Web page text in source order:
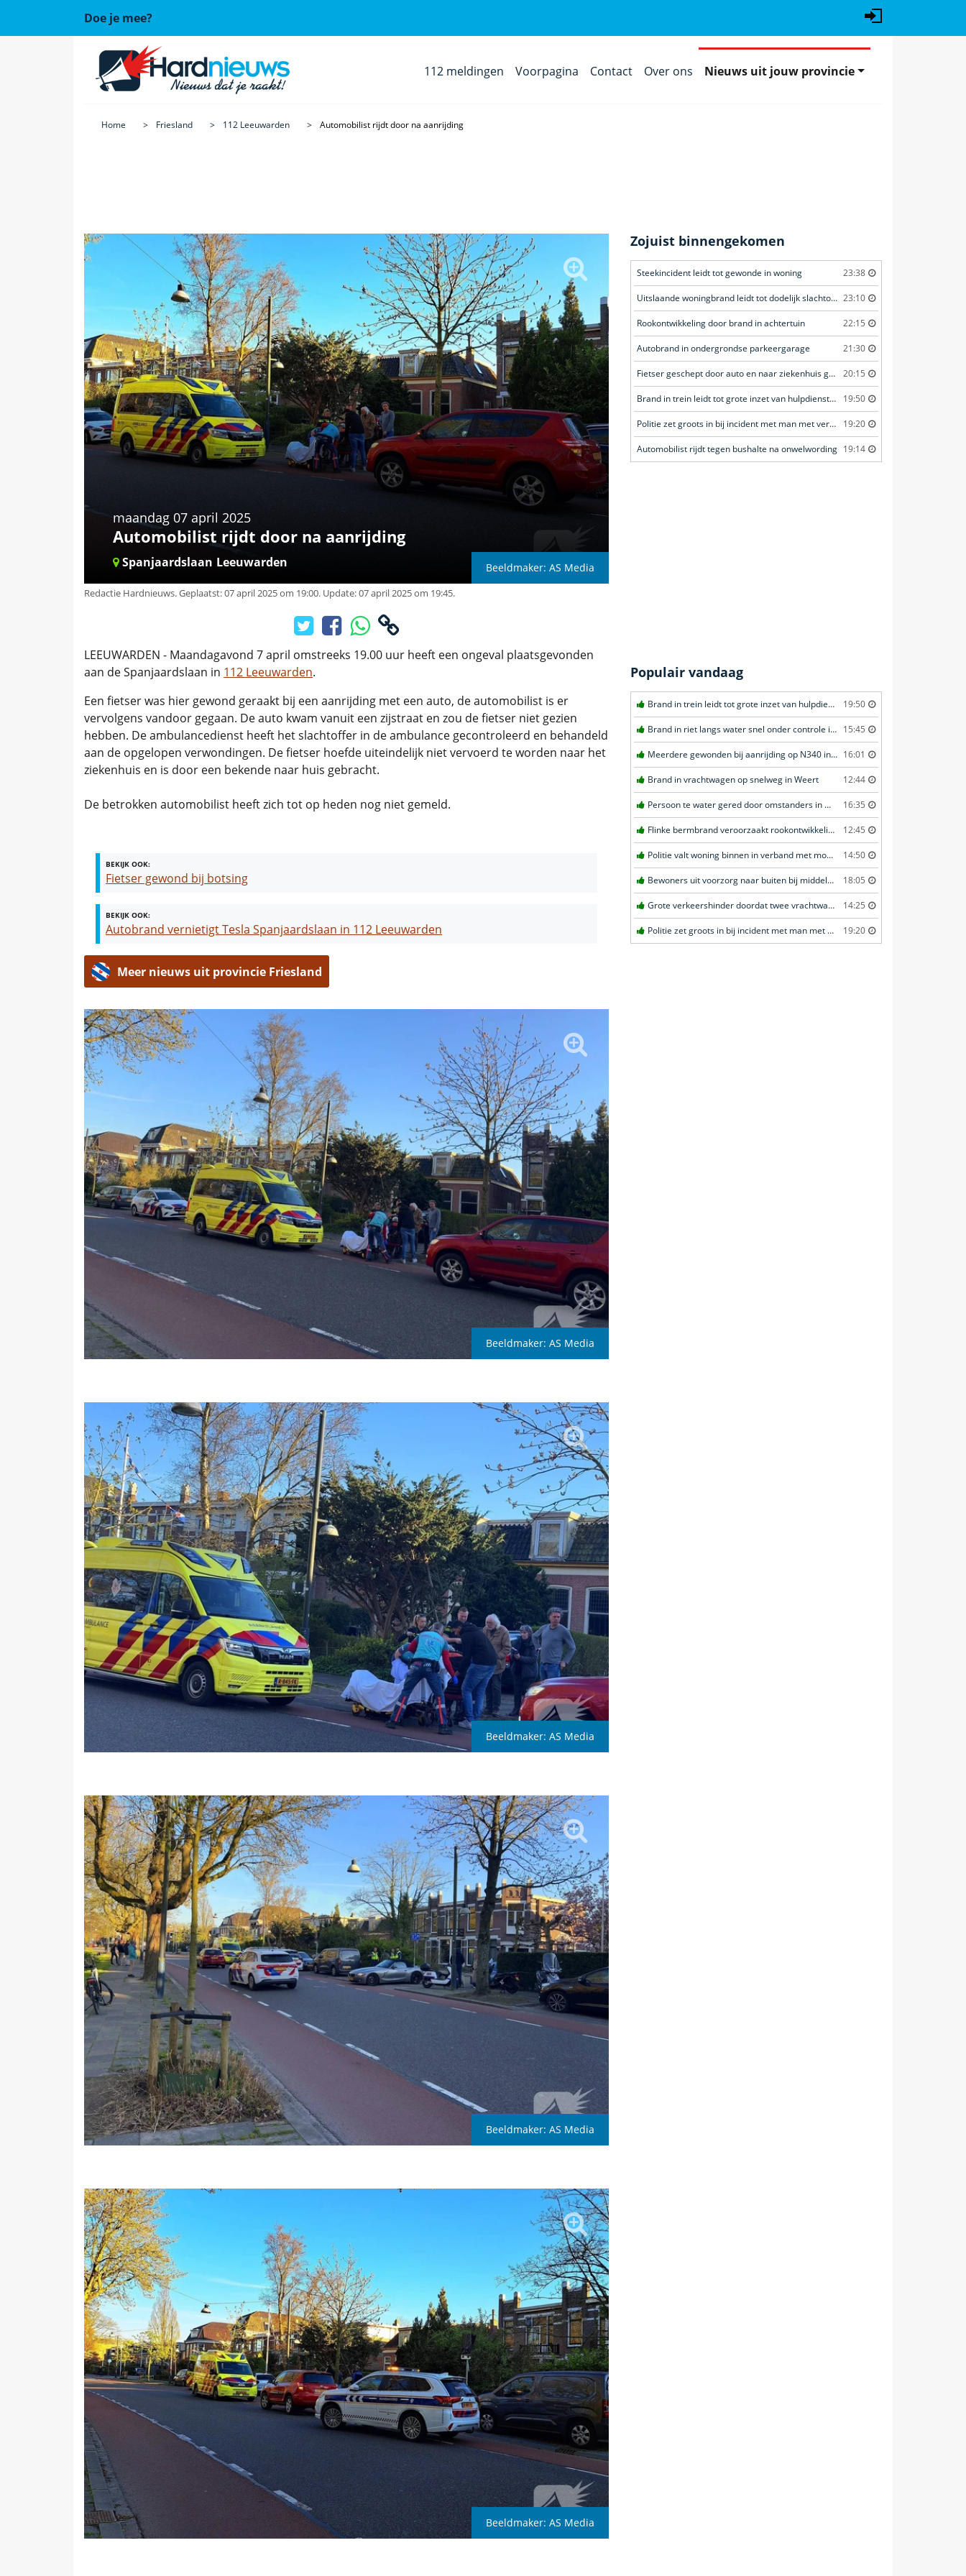
Doe je mee?
112 meldingen Voorpagina Contact Over ons Nieuws uit jouw provincie
Home Friesland 112 Leeuwarden Automobilist rijdt door na aanrijding
maandag 07 april 2025
Automobilist rijdt door na aanrijding
Spanjaardslaan Leeuwarden Beeldmaker: AS Media
Redactie Hardnieuws.Geplaatst: 07 april 2025 om 19:00. Update: 07 april 2025 om 19:45.
LEEUWARDEN - Maandagavond 7 april omstreeks 19.00 uur heeft een ongeval plaatsgevonden
aan de Spanjaardslaan in 112 Leeuwarden.
Een fietser was hier gewond geraakt bij een aanrijding met een auto, de automobilist is er
vervolgens vandoor gegaan. De auto kwam vanuit een zijstraat en zou de fietser niet gezien
hebben. De ambulancedienst heeft het slachtoffer in de ambulance gecontroleerd en behandeld
aan de opgelopen verwondingen. De fietser hoefde uiteindelijk niet vervoerd te worden naar het
ziekenhuis en is door een bekende naar huis gebracht.
De betrokken automobilist heeft zich tot op heden nog niet gemeld.
BEKIJK OOK:
Fietser gewond bij botsing
BEKIJK OOK:
Autobrand vernietigt Tesla Spanjaardslaan in 112 Leeuwarden
Meer nieuws uit provincie Friesland
Beeldmaker: AS Media
Beeldmaker: AS Media
Beeldmaker: AS Media
Beeldmaker: AS Media
Zojuist binnengekomen
Steekincident leidt tot gewonde in woning 23:38
Uitslaande woningbrand leidt tot dodelijk slachtoffer 23:10
Rookontwikkeling door brand in achtertuin 22:15
Autobrand in ondergrondse parkeergarage 21:30
Fietser geschept door auto en naar ziekenhuis gebracht 20:15
Brand in trein leidt tot grote inzet van hulpdiensten 19:50
Politie zet groots in bij incident met man met verward gedrag 19:20
Automobilist rijdt tegen bushalte na onwelwording 19:14
Populair vandaag
Brand in trein leidt tot grote inzet van hulpdiensten in Amersfoort 19:50
Brand in riet langs water snel onder controle in Amersfoort 15:45
Meerdere gewonden bij aanrijding op N340 in Ommen 16:01
Brand in vrachtwagen op snelweg in Weert 12:44
Persoon te water gered door omstanders in Waddinxveen 16:35
Flinke bermbrand veroorzaakt rookontwikkeling in Haastrecht 12:45
Politie valt woning binnen in verband met mogelijk vuurwapen in Eindhoven 14:50
Bewoners uit voorzorg naar buiten bij middelbrand in flatwoning in Leeuwarden 18:05
Grote verkeershinder doordat twee vrachtwagens botsen tunnel in Zwijndrecht 14:25
Politie zet groots in bij incident met man met verward gedrag in Leeuwarden 19:20